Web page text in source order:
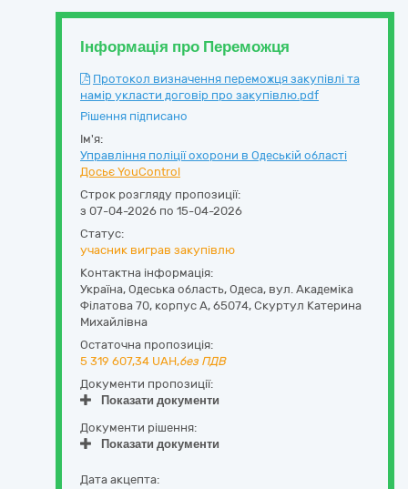
Інформація про Переможця
Протокол визначення переможця закупівлі та
намір укласти договір про закупівлю.pdf
Рішення підписано
Ім'я:
Управління поліції охорони в Одеській області
Досьє YouControl
Строк розгляду пропозиції:
з 07-04-2026 по 15-04-2026
Статус:
учасник виграв закупівлю
Контактна інформація:
Україна, Одеська область, Одеса, вул. Академіка
Філатова 70, корпус А, 65074, Скуртул Катерина
Михайлівна
Остаточна пропозиція:
5 319 607,34 UAH,без ПДВ
Документи пропозиції:
Показати документи
Документи рішення:
Показати документи
Дата акцепта: